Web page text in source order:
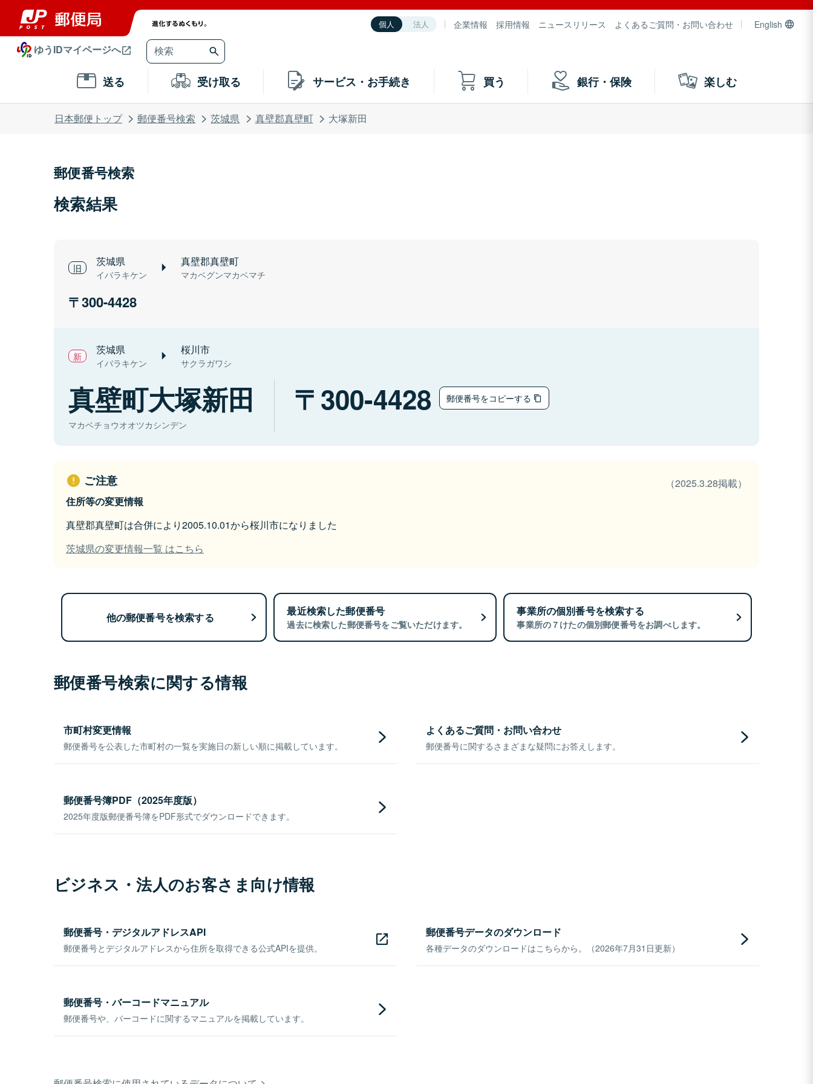
個人 法人 企業情報 採用情報 ニュースリリース よくあるご質問・お問い合わせ English
ゆうIDマイページへ
送る 受け取る サービス・お手続き 買う 銀行・保険 楽しむ
日本郵便トップ 郵便番号検索 茨城県 真壁郡真壁町 大塚新田
郵便番号検索
検索結果
茨城県
イバラキケン
真壁郡真壁町
マカベグンマカベマチ
300-4428
茨城県
イバラキケン
桜川市
サクラガワシ
真壁町大塚新田
マカベチョウオオツカシンデン
300-4428 郵便番号をコピーする
ご注意
（2025.3.28掲載）
住所等の変更情報
真壁郡真壁町は合併により2005.10.01から桜川市になりました
茨城県の変更情報一覧 はこちら
他の郵便番号を検索する 最近検索した郵便番号
過去に検索した郵便番号をご覧いただけます。
事業所の個別番号を検索する
事業所の７けたの個別郵便番号をお調べします。
郵便番号検索に関する情報
市町村変更情報
郵便番号を公表した市町村の一覧を実施日の新しい順に掲載しています。
よくあるご質問・お問い合わせ
郵便番号に関するさまざまな疑問にお答えします。
郵便番号簿PDF（2025年度版）
2025年度版郵便番号簿をPDF形式でダウンロードできます。
ビジネス・法人のお客さま向け情報
郵便番号・デジタルアドレスAPI
郵便番号とデジタルアドレスから住所を取得できる公式APIを提供。
郵便番号データのダウンロード
各種データのダウンロードはこちらから。（2026年7月31日更新）
郵便番号・バーコードマニュアル
郵便番号や、バーコードに関するマニュアルを掲載しています。